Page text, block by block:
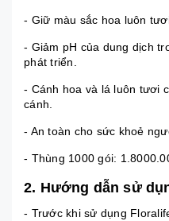
- Giữ màu sắc hoa luôn
- Giảm pH của dung dịch
phát triển.
- Cánh hoa và lá luôn tươi
cánh.
- An toàn cho sức khoẻ
- Thùng 1000 gói:
2. Hướng dẫn sử
- Trước khi sử dụng